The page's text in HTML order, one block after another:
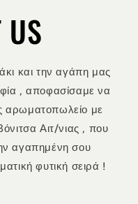
US
και την αγάπη μας
, αποφασίσαμε να
αρωματοπωλείο με
Αιτ/νιας , που
αγαπημένη σου
φυτική σειρά !